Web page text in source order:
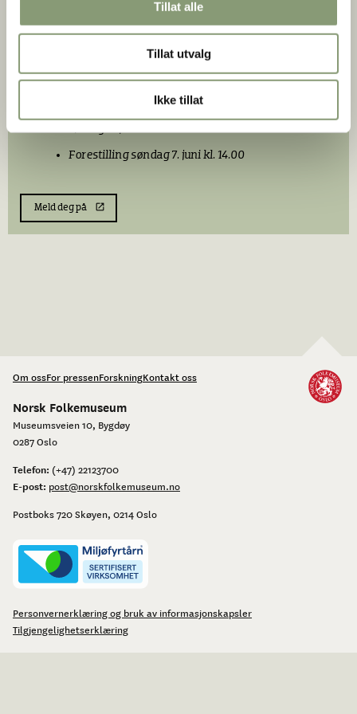
Tillat alle
Tillat utvalg
Ikke tillat
Kurs gutter 1.-4. klasse:
Lørdag 9. mai kl. 12.30-13.30
Lørdag 30. mai kl. 12.30-13.30
Forestilling søndag 7. juni kl. 14.00
Meld deg på
Om ossFor pressenForskningKontakt oss
Norsk Folkemuseum
Museumsveien 10, Bygdøy
0287 Oslo
Telefon: (+47) 22123700
E-post: post@norskfolkemuseum.no
Postboks 720 Skøyen, 0214 Oslo
Personvernerklæring og bruk av informasjonskapsler
Tilgjengelighetserklæring